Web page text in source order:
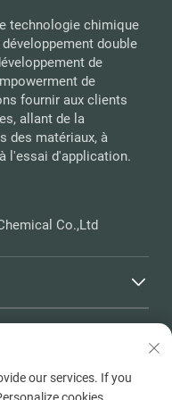
technologie chimique
double
de
de
fournir aux clients
allant de la
des matériaux, à
l'essai d'application.
Co.,Ltd
our services. If you